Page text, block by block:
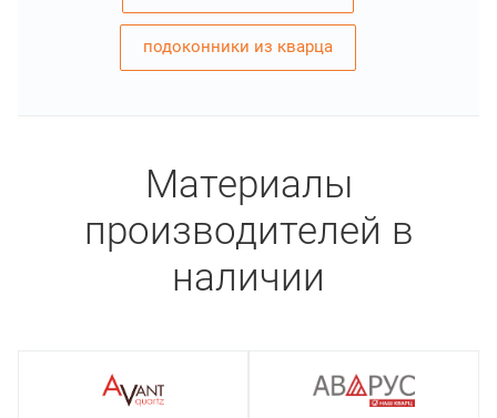
подоконники из кварца
Материалы
производителей в
наличии